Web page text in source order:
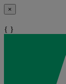
×
{ }